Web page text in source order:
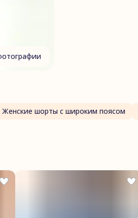
Женские шорты с широким поясом